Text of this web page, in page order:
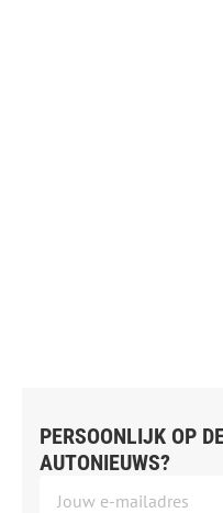
PERSOONLIJK OP
AUTONIEUWS?